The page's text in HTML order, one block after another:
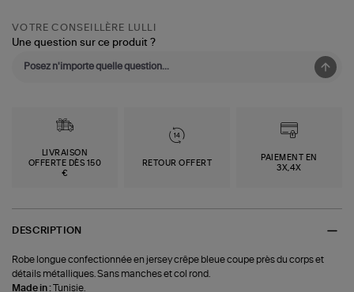
VOTRE CONSEILLÈRE LULLI
Une question sur ce produit ?
LIVRAISON
OFFERTE DÈS 150
€
RETOUR OFFERT
PAIEMENT EN
3X,4X
DESCRIPTION
Robe longue confectionnée en jersey crêpe bleue coupe près du corps et
détails métalliques. Sans manches et col rond.
Made in :Tunisie.